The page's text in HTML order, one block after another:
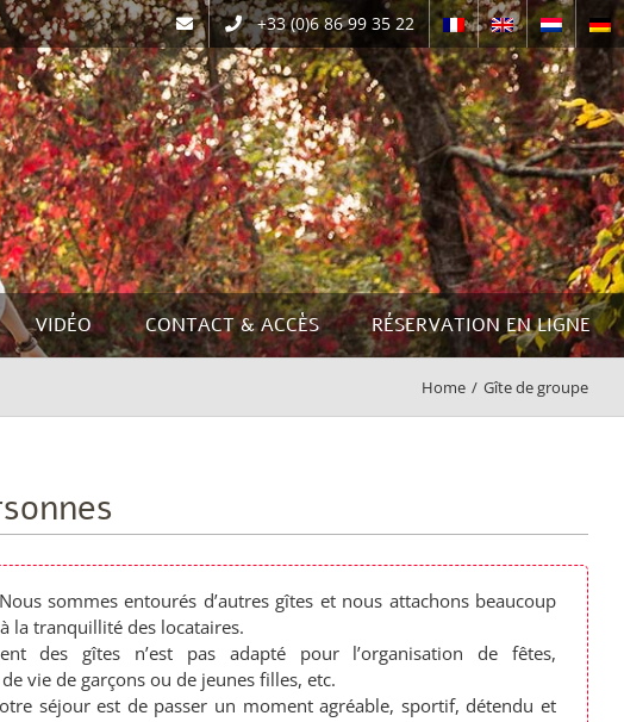
contact@gitesislacooldouce.fr
+33 (0)6 86 99 35 22
VIDÉO CONTACT & ACCÈS RÉSERVATION EN LIGNE
Home / Gîte de groupe
Nous sommes entourés d’autres gîtes et nous attachons beaucoup
la tranquillité des locataires.
des gîtes n’est pas adapté pour l’organisation de fêtes,
vie de garçons ou de jeunes filles, etc.
séjour est de passer un moment agréable, sportif, détendu et